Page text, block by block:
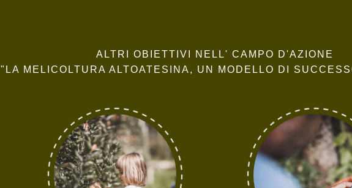
ALTRI OBIETTIVI NELL' CAMPO D'AZIONE
"LA MELICOLTURA ALTOATESINA, UN MODELLO DI